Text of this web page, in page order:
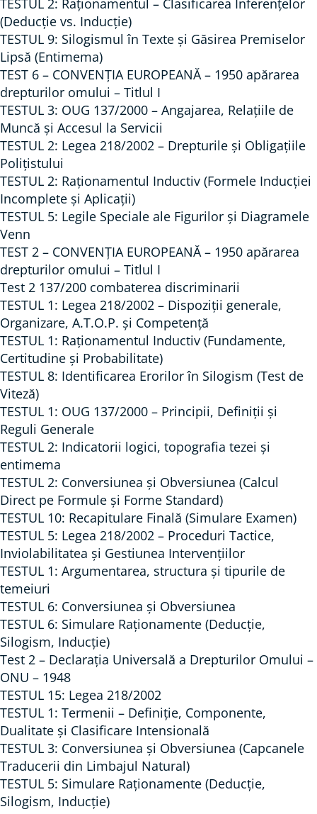
c
e
î
n
t
r
e
p
r
o
p
o
z
i
ț
i
i
c
a
t
e
g
o
r
i
c
e
(
p
ă
t
r
a
t
u
l
l
o
g
i
i
o
a
r
e
–
L
o
g
i
c
ă
(Deducție vs. Inducție)
TESTUL 9: Silogismul în Texte și Găsirea Premiselor
Lipsă (Entimema)
TEST 6 – CONVENŢIA EUROPEANĂ – 1950 apărarea
drepturilor omului – Titlul I
TESTUL 3: OUG 137/2000 – Angajarea, Relațiile de
Muncă și Accesul la Servicii
TESTUL 2: Legea 218/2002 – Drepturile și Obligațiile
Polițistului
TESTUL 2: Raționamentul Inductiv (Formele Inducției
Incomplete și Aplicații)
TESTUL 5: Legile Speciale ale Figurilor și Diagramele
Venn
TEST 2 – CONVENŢIA EUROPEANĂ – 1950 apărarea
drepturilor omului – Titlul I
Test 2 137/200 combaterea discriminarii
TESTUL 1: Legea 218/2002 – Dispoziții generale,
Organizare, A.T.O.P. și Competență
TESTUL 1: Raționamentul Inductiv (Fundamente,
Certitudine și Probabilitate)
TESTUL 8: Identificarea Erorilor în Silogism (Test de
Viteză)
TESTUL 1: OUG 137/2000 – Principii, Definiții și
Reguli Generale
TESTUL 2: Indicatorii logici, topografia tezei și
entimema
TESTUL 2: Conversiunea și Obversiunea (Calcul
Direct pe Formule și Forme Standard)
TESTUL 10: Recapitulare Finală (Simulare Examen)
TESTUL 5: Legea 218/2002 – Proceduri Tactice,
Inviolabilitatea și Gestiunea Intervențiilor
TESTUL 1: Argumentarea, structura și tipurile de
temeiuri
TESTUL 6: Conversiunea și Obversiunea
TESTUL 6: Simulare Raționamente (Deducție,
Silogism, Inducție)
Test 2 – Declarația Universală a Drepturilor Omului –
ONU – 1948
TESTUL 15: Legea 218/2002
TESTUL 1: Termenii – Definiție, Componente,
Dualitate și Clasificare Intensională
TESTUL 3: Conversiunea și Obversiunea (Capcanele
Traducerii din Limbajul Natural)
TESTUL 5: Simulare Raționamente (Deducție,
Silogism, Inducție)